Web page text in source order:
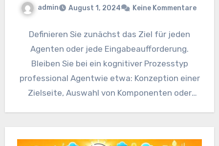
admin August 1, 2024 Keine Kommentare
Definieren Sie zunächst das Ziel für jeden
Agenten oder jede Eingabeaufforderung.
Bleiben Sie bei ein kognitiver Prozesstyp
professional Agentwie etwa: Konzeption einer
Zielseite, Auswahl von Komponenten oder